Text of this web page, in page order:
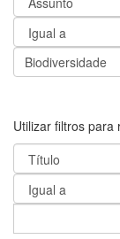
Utilizar filtros para